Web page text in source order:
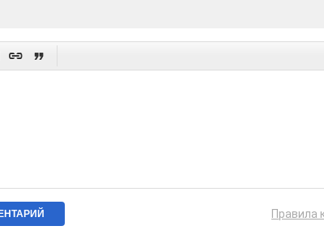
 
Правила